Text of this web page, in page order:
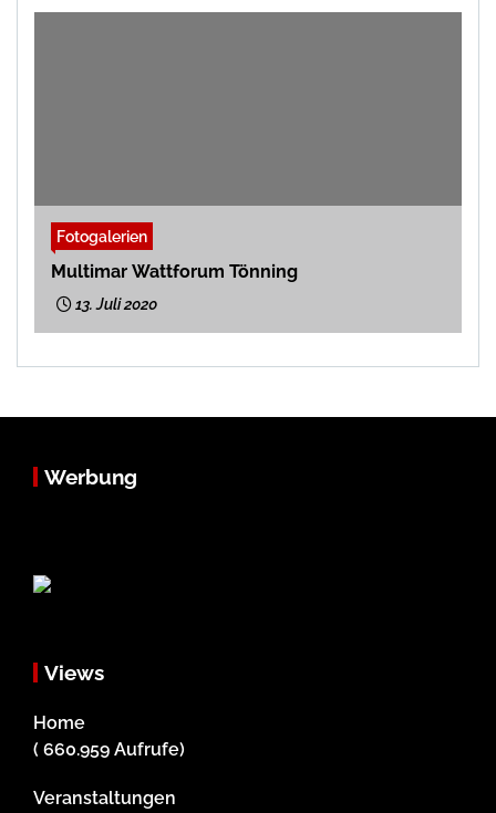
Fotogalerien
Multimar Wattforum Tönning
13. Juli 2020
Werbung
Views
Home
( 660.959 Aufrufe)
Veranstaltungen